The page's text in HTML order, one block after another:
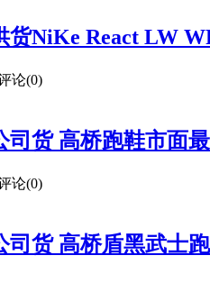
货NiKe React LW
论(0)
司货 高桥跑鞋市面
论(0)
司货 高桥盾黑武士